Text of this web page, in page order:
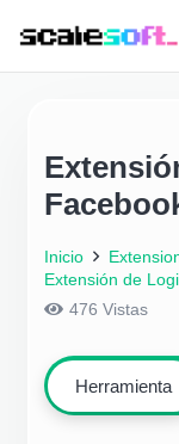
Inicio
Extensión de
476 Vistas
Herramienta